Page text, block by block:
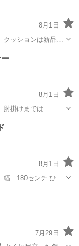
8月1日
ッションは新品の
丈夫です。 最後
8月1日
背もたれは
8月1日
7月29日